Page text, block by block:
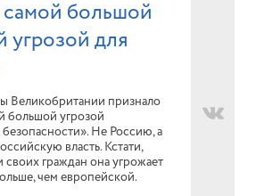
большой
угрозой для
Великобритании признало
большой угрозой
Не Россию, а
власть. Кстати,
своих граждан она угрожает
чем европейской.